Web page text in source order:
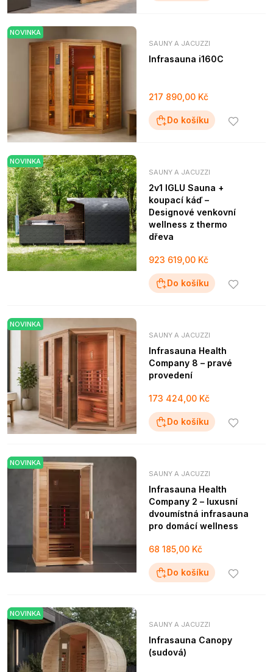
NOVINKA
SAUNY A JACUZZI
Infrasauna i160C
217 890,00 Kč
Do košíku
NOVINKA
SAUNY A JACUZZI
2v1 IGLU Sauna +
koupací káď –
Designové venkovní
wellness z thermo
dřeva
923 619,00 Kč
Do košíku
NOVINKA
SAUNY A JACUZZI
Infrasauna Health
Company 8 – pravé
provedení
173 424,00 Kč
Do košíku
NOVINKA
SAUNY A JACUZZI
Infrasauna Health
Company 2 – luxusní
dvoumístná infrasauna
pro domácí wellness
68 185,00 Kč
Do košíku
NOVINKA
SAUNY A JACUZZI
Infrasauna Canopy
(sudová)